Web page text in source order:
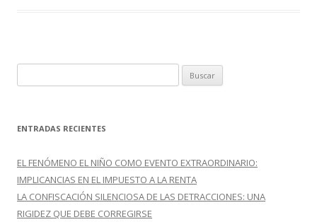
u
c
r
:
ENTRADAS RECIENTES
EL FENÓMENO EL NIÑO COMO EVENTO EXTRAORDINARIO:
IMPLICANCIAS EN EL IMPUESTO A LA RENTA
LA CONFISCACIÓN SILENCIOSA DE LAS DETRACCIONES: UNA
RIGIDEZ QUE DEBE CORREGIRSE